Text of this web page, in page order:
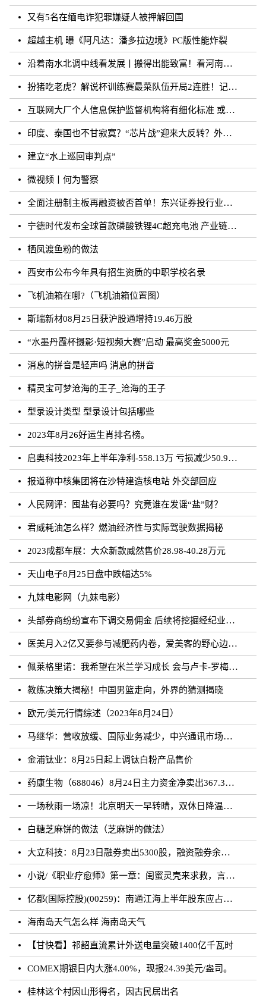
又有5名在缅电诈犯罪嫌疑人被押解回国
超越主机 曝《阿凡达：潘多拉边境》PC版性能炸裂
沿着南水北调中线看发展丨搬得出能致富！看河南各地“移民村”如何变身“宜民村”
扮猪吃老虎？解说杯训练赛最菜队伍开局2连胜！记得躺枪
互联网大厂个人信息保护监督机构将有细化标准 或须六个月内完成组建
印度、泰国也不甘寂寞？“芯片战”迎来大反转？外媒：风云再起
建立“水上巡回审判点”
微视频丨何为警察
全面注册制主板再融资被否首单！东兴证券投行业务再遭打击
宁德时代发布全球首款磷酸铁锂4C超充电池 产业链上市公司相继规划和布局
栖凤渡鱼粉的做法
西安市公布今年具有招生资质的中职学校名录
飞机油箱在哪?（飞机油箱位置图）
斯瑞新材08月25日获沪股通增持19.46万股
“水墨丹霞杯摄影·短视频大赛”启动 最高奖金5000元
消息的拼音是轻声吗 消息的拼音
精灵宝可梦沧海的王子_沧海的王子
型录设计类型 型录设计包括哪些
2023年8月26好运生肖排名榜。
启奥科技2023年上半年净利-558.13万 亏损减少50.91%
报道称中核集团将在沙特建造核电站 外交部回应
人民网评：囤盐有必要吗？究竟谁在发谣“盐”财？
君威耗油怎么样？燃油经济性与实际驾驶数据揭秘
2023成都车展：大众新款威然售价28.98-40.28万元
天山电子8月25日盘中跌幅达5%
九妹电影网（九妹电影）
头部券商纷纷宣布下调交易佣金 后续将挖掘经纪业务佣金降费潜力
医美月入2亿又要参与减肥药内卷，爱美客的野心边界在哪？
佩莱格里诺：我希望在米兰学习成长 会与卢卡-罗梅罗团结互助
教练决策大揭秘！中国男篮走向，外界的猜测揭晓
欧元/美元行情综述（2023年8月24日）
马继华：营收放缓、国际业务减少，中兴通讯市场重心向国内靠拢？
金浦钛业：8月25日起上调钛白粉产品售价
药康生物（688046）8月24日主力资金净卖出367.31万元
一场秋雨一场凉！北京明天一早转晴，双休日降温雨再来
白糖芝麻饼的做法（芝麻饼的做法）
大立科技：8月23日融券卖出5300股，融资融券余额7.64亿元
小说/《职业疗愈师》第一章：闺蜜灵壳来求救，言闻雨对付暗灵
亿都(国际控股)(00259)：南通江海上半年股东应占溢利约3.62亿元 同比增加21.01%
海南岛天气怎么样 海南岛天气
【甘快看】祁韶直流累计外送电量突破1400亿千瓦时
COMEX期银日内大涨4.00%，现报24.39美元/盎司。
桂林这个村因山形得名，因古民居出名